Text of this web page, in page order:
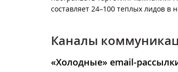
составляет 24–100 теплых лидов в
Каналы
«Холодные» email-